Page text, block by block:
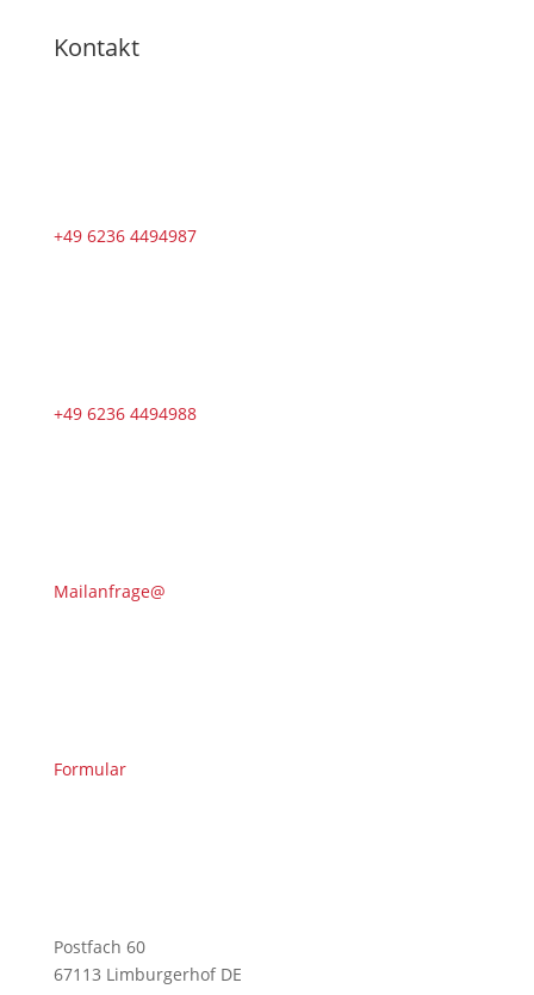
Kontakt
+49 6236 4494987
+49 6236 4494988
Mailanfrage@
Formular
Postfach 60
67113 Limburgerhof DE